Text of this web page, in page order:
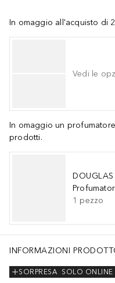
In omaggio all'acquisto di
Vedi le
In omaggio un
prodotti.
DOUGLAS
1 pezzo
INFORMAZIONI
SOLO ONLINE
SORPRESA